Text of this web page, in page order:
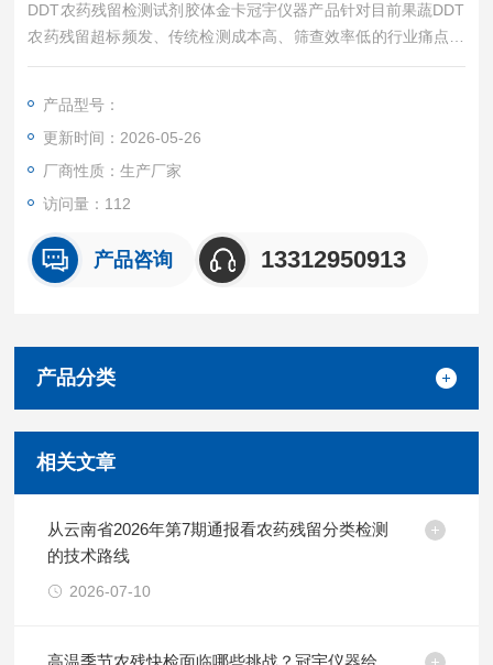
DDT农药残留检测试剂胶体金卡冠宇仪器产品针对目前果蔬DDT
农药残留超标频发、传统检测成本高、筛查效率低的行业痛点，
冠宇仪器制造（江苏）有限公司结合地域检测需求、市场常态化
留检测卡批量筛查方案。
产品型号：
更新时间：2026-05-26
厂商性质：生产厂家
访问量：112
产品咨询 13312950913
产品分类
相关文章
从云南省2026年第7期通报看农药残留分类检测
的技术路线
2026-07-10
高温季节农残快检面临哪些挑战？冠宇仪器给